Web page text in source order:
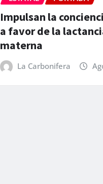
Impulsan la
a favor de la
materna
La Carbonifera